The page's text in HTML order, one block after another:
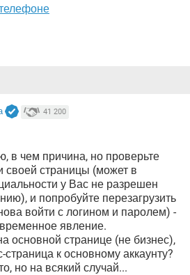
41 200
в чем причина, но проверьте
своей страницы (может в
у Вас не разрешен
и попробуйте перезагрузить
войти с логином и паролем) -
явление.
основной странице (не бизнес),
к основному аккаунту?
но на всякий случай...